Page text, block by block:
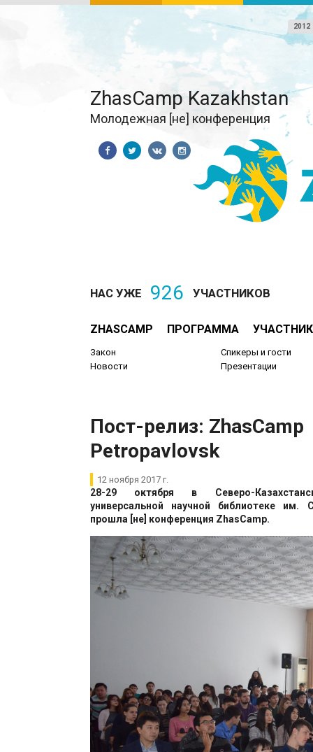
2012
ZhasCamp Kazakhstan
Молодежная [не] конференция
НАС УЖЕ 926 УЧАСТНИКОВ
ZHASCAMP ПРОГРАММА
Закон
Новости
Спикеры и гости
Презентации
Пост-релиз: ZhasCamp
Petropavlovsk
12 ноября 2017 г.
28-29 октября в Северо-
универсальной научной библиотеке им.
прошла [не] конференция ZhasCamp.